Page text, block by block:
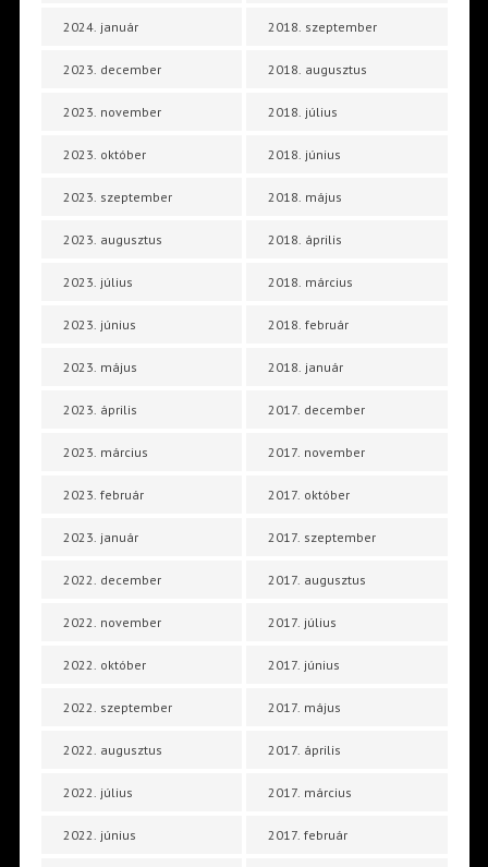
2024. január
2023. december
2023. november
2023. október
2023. szeptember
2023. augusztus
2023. július
2023. június
2023. május
2023. április
2023. március
2023. február
2023. január
2022. december
2022. november
2022. október
2022. szeptember
2022. augusztus
2022. július
2022. június
2018. szeptember
2018. augusztus
2018. július
2018. június
2018. május
2018. április
2018. március
2018. február
2018. január
2017. december
2017. november
2017. október
2017. szeptember
2017. augusztus
2017. július
2017. június
2017. május
2017. április
2017. március
2017. február